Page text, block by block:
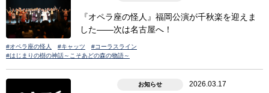
『オペラ座の怪人』福岡公演が千秋楽を迎えま
した――次は名古屋へ！
#オペラ座の怪人 #キャッツ
#コーラスライン
#はじまりの樹の神話～こそあどの森の物語～
お知らせ 2026.03.17